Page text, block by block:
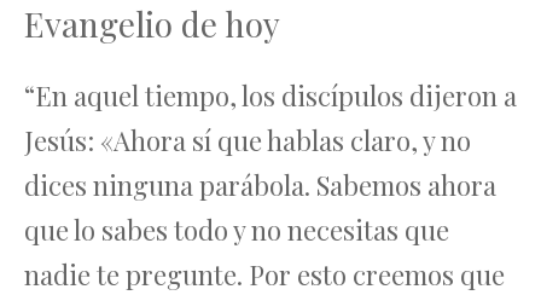
Evangelio de hoy
En aquel tiempo, los discípulos dijeron a
Jesús: «Ahora sí que hablas claro, y no
dices ninguna parábola. Sabemos ahora
que lo sabes todo y no necesitas que
nadie te pregunte. Por esto creemos que